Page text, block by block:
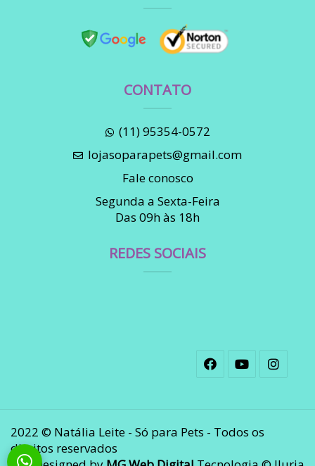
CONTATO
(11) 95354-0572
lojasoparapets@gmail.com
Fale conosco
Segunda a Sexta-Feira
Das 09h às 18h
REDES SOCIAIS
2022 © Natália Leite - Só para Pets - Todos os
direitos reservados